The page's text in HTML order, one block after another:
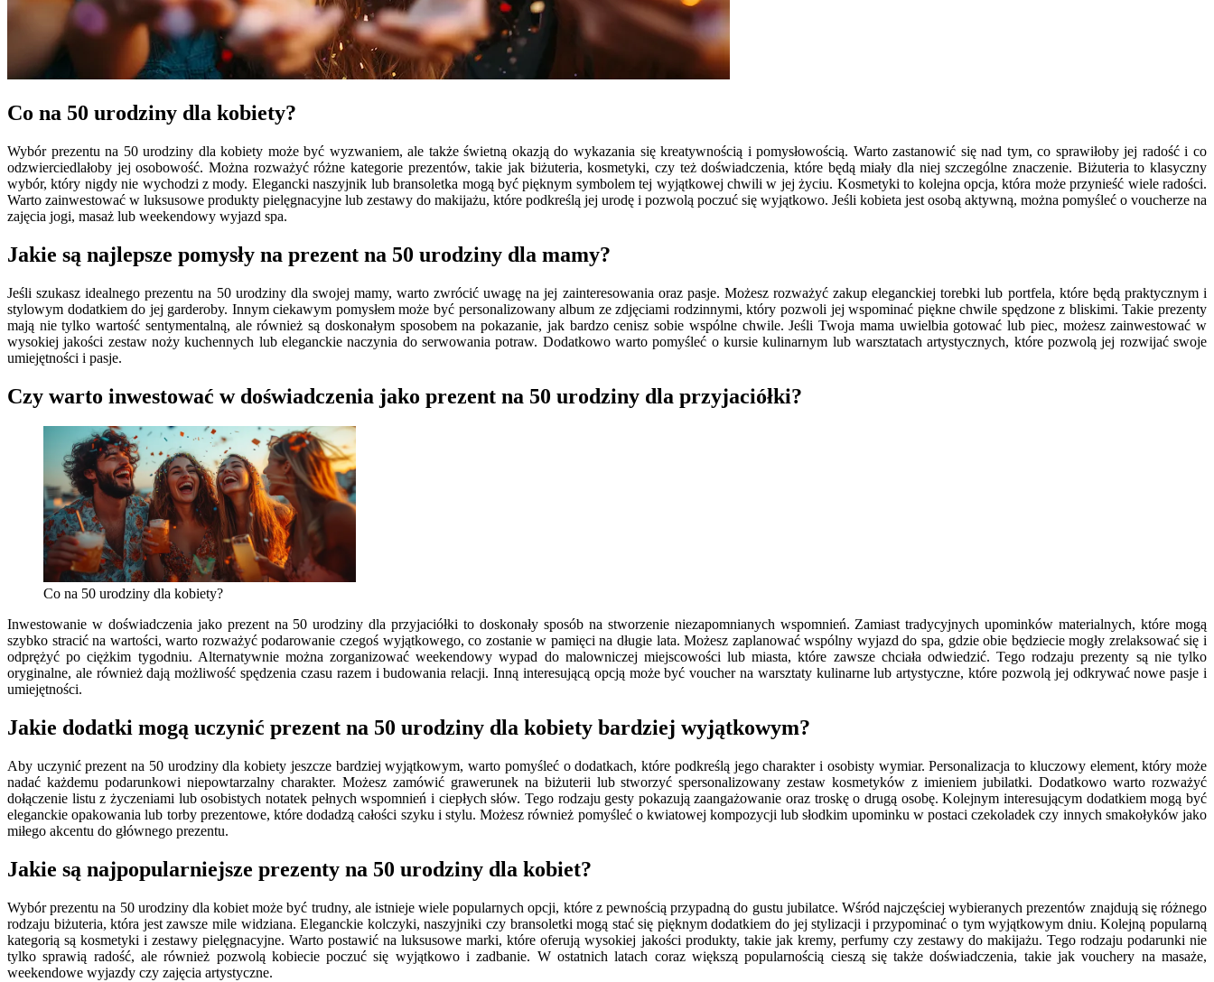
Co na 50 urodziny dla kobiety?
Wybór prezentu na 50 urodziny dla kobiety może być wyzwaniem, ale także świetną okazją do wykazania się kreatywnością i pomysłowością. Warto zastanowić się nad tym, co sprawiłoby jej radość i co
odzwierciedlałoby jej osobowość. Można rozważyć różne kategorie prezentów, takie jak biżuteria, kosmetyki, czy też doświadczenia, które będą miały dla niej szczególne znaczenie. Biżuteria to klasyczny
wybór, który nigdy nie wychodzi z mody. Elegancki naszyjnik lub bransoletka mogą być pięknym symbolem tej wyjątkowej chwili w jej życiu. Kosmetyki to kolejna opcja, która może przynieść wiele radości.
Warto zainwestować w luksusowe produkty pielęgnacyjne lub zestawy do makijażu, które podkreślą jej urodę i pozwolą poczuć się wyjątkowo. Jeśli kobieta jest osobą aktywną, można pomyśleć o voucherze na
zajęcia jogi, masaż lub weekendowy wyjazd spa.
Jakie są najlepsze pomysły na prezent na 50 urodziny dla mamy?
Jeśli szukasz idealnego prezentu na 50 urodziny dla swojej mamy, warto zwrócić uwagę na jej zainteresowania oraz pasje. Możesz rozważyć zakup eleganckiej torebki lub portfela, które będą praktycznym i
stylowym dodatkiem do jej garderoby. Innym ciekawym pomysłem może być personalizowany album ze zdjęciami rodzinnymi, który pozwoli jej wspominać piękne chwile spędzone z bliskimi. Takie prezenty
mają nie tylko wartość sentymentalną, ale również są doskonałym sposobem na pokazanie, jak bardzo cenisz sobie wspólne chwile. Jeśli Twoja mama uwielbia gotować lub piec, możesz zainwestować w
wysokiej jakości zestaw noży kuchennych lub eleganckie naczynia do serwowania potraw. Dodatkowo warto pomyśleć o kursie kulinarnym lub warsztatach artystycznych, które pozwolą jej rozwijać swoje
umiejętności i pasje.
Czy warto inwestować w doświadczenia jako prezent na 50 urodziny dla przyjaciółki?
Co na 50 urodziny dla kobiety?
Inwestowanie w doświadczenia jako prezent na 50 urodziny dla przyjaciółki to doskonały sposób na stworzenie niezapomnianych wspomnień. Zamiast tradycyjnych upominków materialnych, które mogą
szybko stracić na wartości, warto rozważyć podarowanie czegoś wyjątkowego, co zostanie w pamięci na długie lata. Możesz zaplanować wspólny wyjazd do spa, gdzie obie będziecie mogły zrelaksować się i
odprężyć po ciężkim tygodniu. Alternatywnie można zorganizować weekendowy wypad do malowniczej miejscowości lub miasta, które zawsze chciała odwiedzić. Tego rodzaju prezenty są nie tylko
oryginalne, ale również dają możliwość spędzenia czasu razem i budowania relacji. Inną interesującą opcją może być voucher na warsztaty kulinarne lub artystyczne, które pozwolą jej odkrywać nowe pasje i
umiejętności.
Jakie dodatki mogą uczynić prezent na 50 urodziny dla kobiety bardziej wyjątkowym?
Aby uczynić prezent na 50 urodziny dla kobiety jeszcze bardziej wyjątkowym, warto pomyśleć o dodatkach, które podkreślą jego charakter i osobisty wymiar. Personalizacja to kluczowy element, który może
nadać każdemu podarunkowi niepowtarzalny charakter. Możesz zamówić grawerunek na biżuterii lub stworzyć spersonalizowany zestaw kosmetyków z imieniem jubilatki. Dodatkowo warto rozważyć
dołączenie listu z życzeniami lub osobistych notatek pełnych wspomnień i ciepłych słów. Tego rodzaju gesty pokazują zaangażowanie oraz troskę o drugą osobę. Kolejnym interesującym dodatkiem mogą być
eleganckie opakowania lub torby prezentowe, które dodadzą całości szyku i stylu. Możesz również pomyśleć o kwiatowej kompozycji lub słodkim upominku w postaci czekoladek czy innych smakołyków jako
miłego akcentu do głównego prezentu.
Jakie są najpopularniejsze prezenty na 50 urodziny dla kobiet?
Wybór prezentu na 50 urodziny dla kobiet może być trudny, ale istnieje wiele popularnych opcji, które z pewnością przypadną do gustu jubilatce. Wśród najczęściej wybieranych prezentów znajdują się różnego
rodzaju biżuteria, która jest zawsze mile widziana. Eleganckie kolczyki, naszyjniki czy bransoletki mogą stać się pięknym dodatkiem do jej stylizacji i przypominać o tym wyjątkowym dniu. Kolejną popularną
kategorią są kosmetyki i zestawy pielęgnacyjne. Warto postawić na luksusowe marki, które oferują wysokiej jakości produkty, takie jak kremy, perfumy czy zestawy do makijażu. Tego rodzaju podarunki nie
tylko sprawią radość, ale również pozwolą kobiecie poczuć się wyjątkowo i zadbanie. W ostatnich latach coraz większą popularnością cieszą się także doświadczenia, takie jak vouchery na masaże,
weekendowe wyjazdy czy zajęcia artystyczne.